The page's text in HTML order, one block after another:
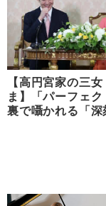
【高円宮家の三
ま】「パーフェ
裏で囁かれる「深